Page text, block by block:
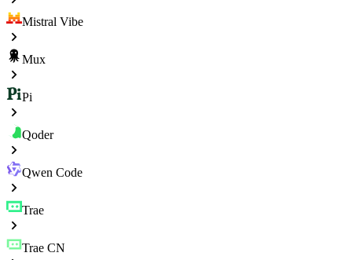
Mistral Vibe
Mux
Pi
Qoder
Qwen Code
Trae
Trae CN